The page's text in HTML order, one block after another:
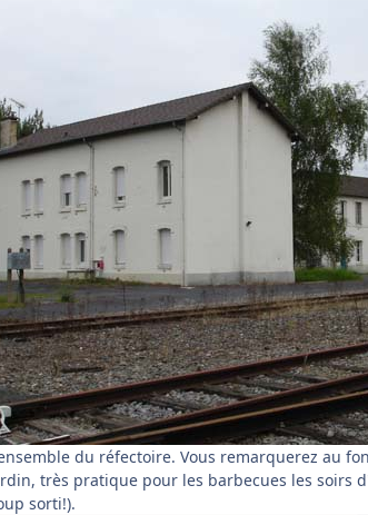
du réfectoire. Vous remarquerez au
très pratique pour les barbecues les soirs
sorti!).